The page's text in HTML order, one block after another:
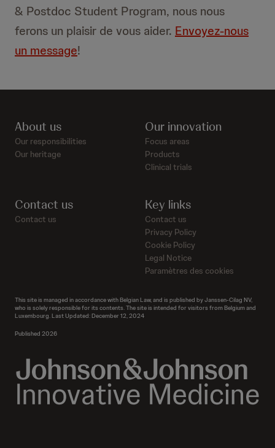
& Postdoc Student Program, nous nous
ferons un plaisir de vous aider. Envoyez-nous
un message!
About us
Our responsibilities
Our heritage
Our innovation
Focus areas
Products
Clinical trials
Contact us
Contact us
Key links
Contact us
Privacy Policy
Cookie Policy
Legal Notice
Paramètres des cookies
This site is managed in accordance with Belgian Law, and is published by Janssen-Cilag NV,
who is solely responsible for its contents. The site is intended for visitors from Belgium and
Luxembourg. Last Updated: December 12, 2024
Published 2026